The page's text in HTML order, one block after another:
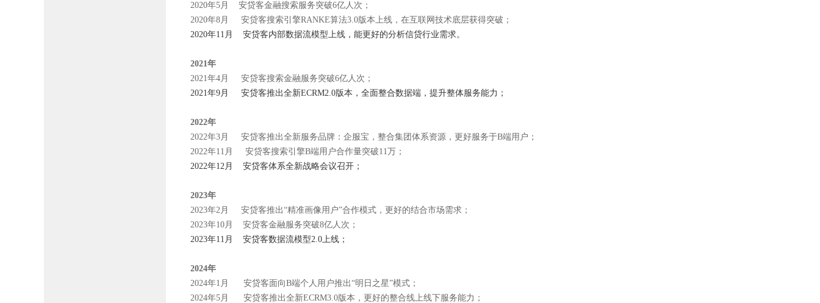
2020年5月 安贷客金融搜索服务突破6亿人次；
2020年8月 安贷客搜索引擎RANKE算法3.0版本上线，在互联网技术底层获得突破；
2020年11月 安贷客内部数据流模型上线，能更好的分析信贷行业需求。
2021年
2021年4月 安贷客搜索金融服务突破6亿人次；
2021年9月 安贷客推出全新ECRM2.0版本，全面整合数据端，提升整体服务能力；
2022年
2022年3月 安贷客推出全新服务品牌：企服宝，整合集团体系资源，更好服务于B端用户；
2022年11月 安贷客搜索引擎B端用户合作量突破11万；
2022年12月 安贷客体系全新战略会议召开；
2023年
2023年2月 安贷客推出“精准画像用户”合作模式，更好的结合市场需求；
2023年10月 安贷客金融服务突破8亿人次；
2023年11月 安贷客数据流模型2.0上线；
2024年
2024年1月 安贷客面向B端个人用户推出“明日之星”模式；
2024年5月 安贷客推出全新ECRM3.0版本，更好的整合线上线下服务能力；